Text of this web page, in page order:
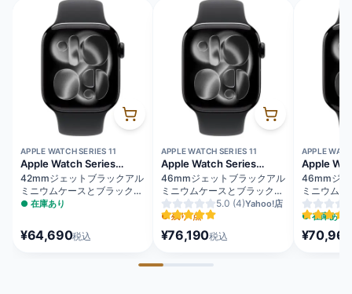
APPLE WATCH SERIES 11
Apple Watch Series
11（GPSモデル）
42mmジェットブラックアル
ミニウムケースとブラックス
ポーツバンド - M/L
● 在庫あり
¥64,690税込
APPLE WATCH SERIES 11
Apple Watch Series
11（GPS + Cellularモデ
ル）
46mmジェットブラックアル
ミニウムケースとブラックス
ポーツバンド - S/M
MFC24J/A
5.0 (4)Yahoo!店
●残り1点
¥76,190税込
APPLE
Apple
11（GPS
46mmジェ
ミニウム
ポーツバ
MEUX4J/A
●在庫あり
¥70,960